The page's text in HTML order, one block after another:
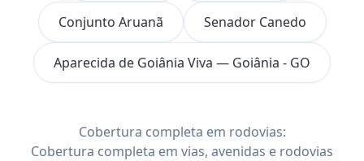
Conjunto Aruanã Senador Canedo
Aparecida de Goiânia Viva — Goiânia - GO
Cobertura completa em rodovias:
Cobertura completa em vias, avenidas e rodovias